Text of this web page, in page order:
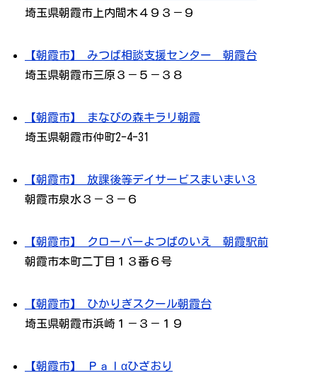
埼玉県朝霞市上内間木４９３－９
【朝霞市】 みつば相談支援センター 朝霞台
埼玉県朝霞市三原３－５－３８
【朝霞市】 まなびの森キラリ朝霞
埼玉県朝霞市仲町2-4-31
【朝霞市】 放課後等デイサービスまいまい３
朝霞市泉水３－３－６
【朝霞市】 クローバーよつばのいえ 朝霞駅前
朝霞市本町二丁目１３番６号
【朝霞市】 ひかりぎスクール朝霞台
埼玉県朝霞市浜崎１－３－１９
【朝霞市】 Ｐａｌαひざおり